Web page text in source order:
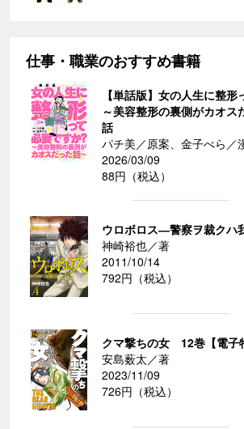
仕事・職業のおすすめ書籍
【単話版】女の人生に整形
～美容整形の裏側がカオ
話
パチ美／原案、金子べら／
2026/03/09
88円（税込）
ウロボロス―警察ヲ裁ク
神崎裕也／著
2011/10/14
792円（税込）
クマ撃ちの女 12巻【電子
安島薮太／著
2023/11/09
726円（税込）